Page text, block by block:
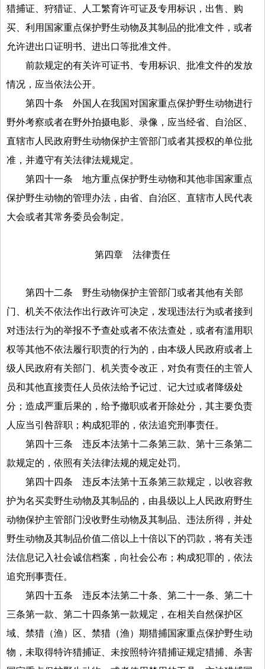
猎捕证、狩猎证、人工繁育许可证及专用标识，出售、购
买、利用国家重点保护野生动物及其制品的批准文件，或者
允许进出口证明书、进出口等批准文件。
前款规定的有关许可证书、专用标识、批准文件的发放
情况，应当依法公开。
第四十条 外国人在我国对国家重点保护野生动物进行
野外考察或者在野外拍摄电影、录像，应当经省、自治区、
直辖市人民政府野生动物保护主管部门或者其授权的单位批
准，并遵守有关法律法规规定。
第四十一条 地方重点保护野生动物和其他非国家重点
保护野生动物的管理办法，由省、自治区、直辖市人民代表
大会或者其常务委员会制定。
第四章 法律责任
第四十二条 野生动物保护主管部门或者其他有关部
门、机关不依法作出行政许可决定，发现违法行为或者接到
对违法行为的举报不予查处或者不依法查处，或者有滥用职
权等其他不依法履行职责的行为的，由本级人民政府或者上
级人民政府有关部门、机关责令改正，对负有责任的主管人
员和其他直接责任人员依法给予记过、记大过或者降级处
分；造成严重后果的，给予撤职或者开除处分，其主要负责
人应当引咎辞职；构成犯罪的，依法追究刑事责任。
第四十三条 违反本法第十二条第三款、第十三条第二
款规定的，依照有关法律法规的规定处罚。
第四十四条 违反本法第十五条第三款规定，以收容救
护为名买卖野生动物及其制品的，由县级以上人民政府野生
动物保护主管部门没收野生动物及其制品、违法所得，并处
野生动物及其制品价值二倍以上十倍以下的罚款，将有关违
法信息记入社会诚信档案，向社会公布；构成犯罪的，依法
追究刑事责任。
第四十五条 违反本法第二十条、第二十一条、第二十
三条第一款、第二十四条第一款规定，在相关自然保护区
域、禁猎（渔）区、禁猎（渔）期猎捕国家重点保护野生动
物，未取得特许猎捕证、未按照特许猎捕证规定猎捕、杀害